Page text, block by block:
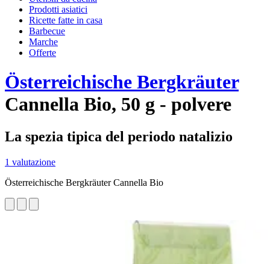
Prodotti asiatici
Ricette fatte in casa
Barbecue
Marche
Offerte
Österreichische Bergkräuter
Cannella Bio, 50 g - polvere
La spezia tipica del periodo natalizio
1 valutazione
Österreichische Bergkräuter Cannella Bio